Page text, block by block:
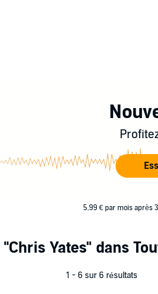
5,99 € par mois après
"Chris Yates" dans
1 - 6 sur 6 résultats